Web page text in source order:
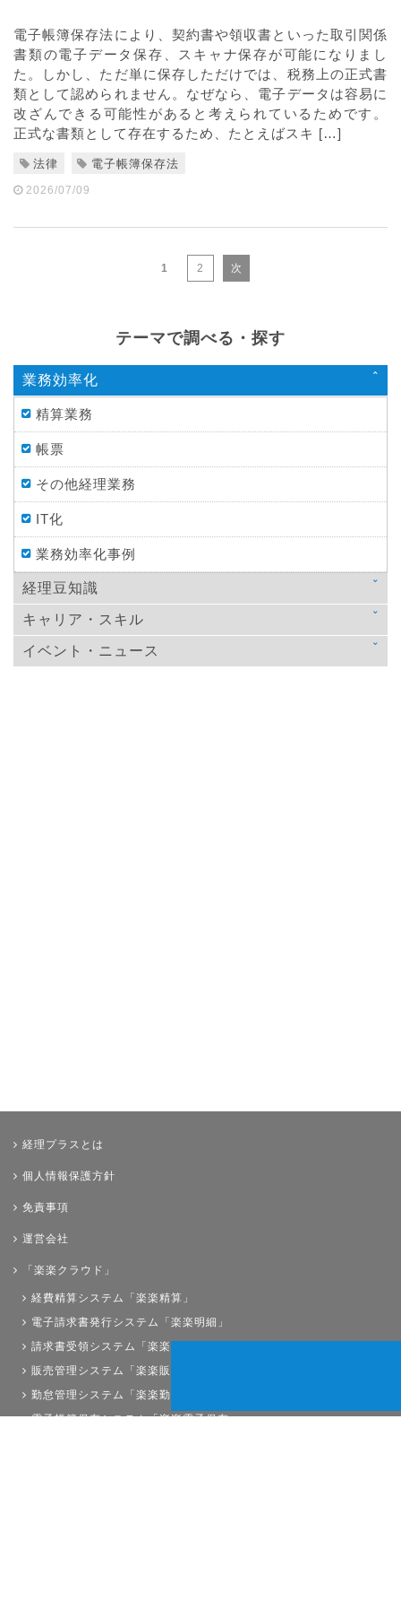
電子帳簿保存法により、契約書や領収書といった取引関係
書類の電子データ保存、スキャナ保存が可能になりまし
た。しかし、ただ単に保存しただけでは、税務上の正式書
類として認められません。なぜなら、電子データは容易に
改ざんできる可能性があると考えられているためです。
正式な書類として存在するため、たとえばスキ […]
法律 電子帳簿保存法
2026/07/09
1 2 次
テーマで調べる・探す
業務効率化
精算業務
帳票
その他経理業務
IT化
業務効率化事例
経理豆知識
法律
税金
キャリア・スキル
スキルアップ
イベント・ニュース
経理プラスとは
個人情報保護方針
免責事項
運営会社
「楽楽クラウド」
経費精算システム「楽楽精算」
電子請求書発行システム「楽楽明細」
請求書受領システム「楽楽請求」
販売管理システム「楽楽販売」
勤怠管理システム「楽楽勤怠」
電子帳簿保存システム「楽楽電子保存」